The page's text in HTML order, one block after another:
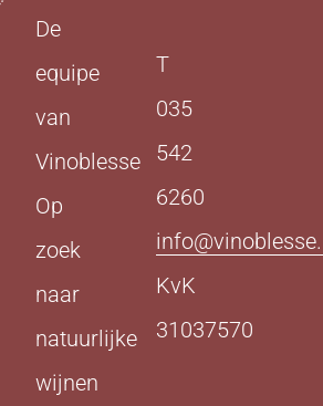
De
equipe
van
Vinoblesse
Op
zoek
naar
natuurlijke
wijnen
T
035
542
6260
KvK
31037570